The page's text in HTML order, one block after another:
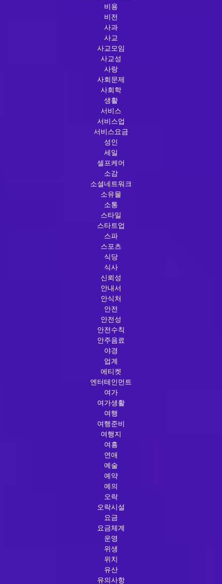
비용
비전
사과
사교
사교모임
사교성
사랑
사회문제
사회학
생활
서비스
서비스업
서비스요금
성인
세일
셀프케어
소감
소셜네트워크
소유물
소통
스타일
스타트업
스파
스포츠
식당
식사
신뢰성
안내서
안식처
안전
안전성
안전수칙
안주음료
야경
업계
에티켓
엔터테인먼트
여가
여가생활
여행
여행준비
여행지
여흥
연애
예술
예약
예의
오락
오락시설
요금
요금체계
운영
위생
위치
유산
유의사항